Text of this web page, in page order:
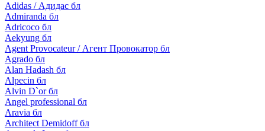
Adidas / Адидас бл
Admiranda бл
Adricoco бл
Aekyung бл
Agent Provocateur / Агент Провокатор бл
Agrado бл
Alan Hadash бл
Alpecin бл
Alvin D`or бл
Angel professional бл
Aravia бл
Architect Demidoff бл